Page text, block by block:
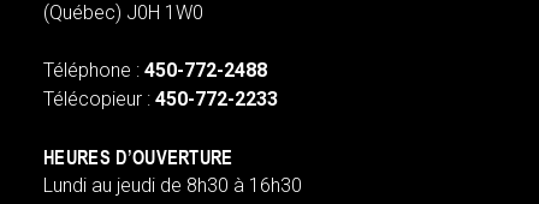
(Québec) J0H 1W0
Téléphone : 450-772-2488
Télécopieur : 450-772-2233
HEURES D’OUVERTURE
Lundi au jeudi de 8h30 à 16h30